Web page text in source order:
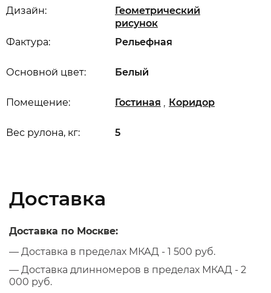
Вес рулона, кг: 5
Основной цвет: Белый
Дизайн:
Геометрический
рисунок
Помещение: Гостиная , Коридор
Фактура: Рельефная
Доставка
Доставка по Москве:
— Доставка в пределах МКАД - 1 500 руб.
— Доставка длинномеров в пределах МКАД - 2
000 руб.